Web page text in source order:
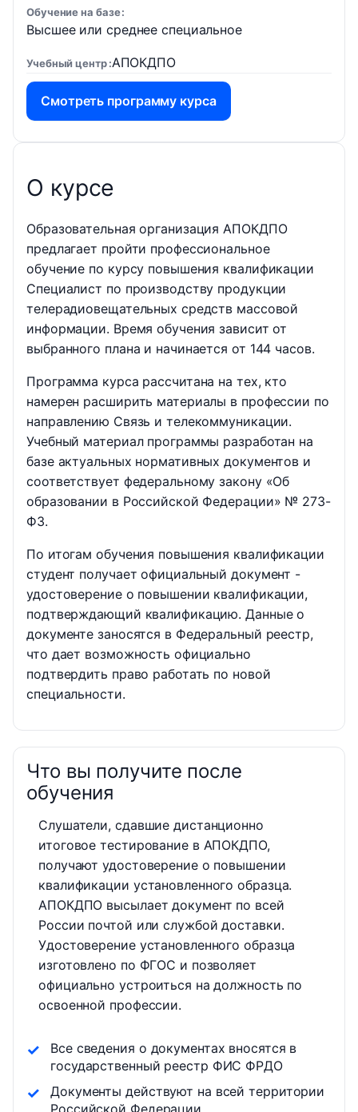
Обучение на базе
Высшее или среднее специальное
Учебный центр АПОКДПО
Смотреть программу курса
О курсе
Образовательная организация АПОКДПО
предлагает пройти профессиональное
обучение по курсу повышения квалификации
Специалист по производству продукции
телерадиовещательных средств массовой
информации. Время обучения зависит от
выбранного плана и начинается от 144 часов.
Программа курса рассчитана на тех, кто
намерен расширить материалы в профессии по
направлению Связь и телекоммуникации.
Учебный материал программы разработан на
базе актуальных нормативных документов и
соответствует федеральному закону «Об
образовании в Российской Федерации» № 273-
ФЗ.
По итогам обучения повышения квалификации
студент получает официальный документ -
удостоверение о повышении квалификации,
подтверждающий квалификацию. Данные о
документе заносятся в Федеральный реестр,
что дает возможность официально
подтвердить право работать по новой
специальности.
Что вы получите после
обучения
Слушатели, сдавшие дистанционно
итоговое тестирование в АПОКДПО,
получают удостоверение о повышении
квалификации установленного образца.
АПОКДПО высылает документ по всей
России почтой или службой доставки.
Удостоверение установленного образца
изготовлено по ФГОС и позволяет
официально устроиться на должность по
освоенной профессии.
Все сведения о документах вносятся в
государственный реестр ФИС ФРДО
Документы действуют на всей территории